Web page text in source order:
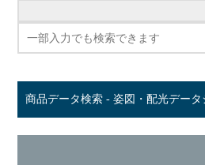
商品データ検索 - 姿図・配光デー